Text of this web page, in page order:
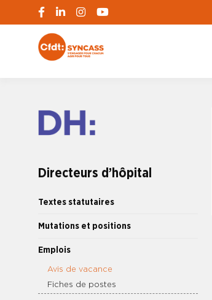
Directeurs d’hôpital
Textes statutaires
Mutations et positions
Emplois
Avis de vacance
Fiches de postes